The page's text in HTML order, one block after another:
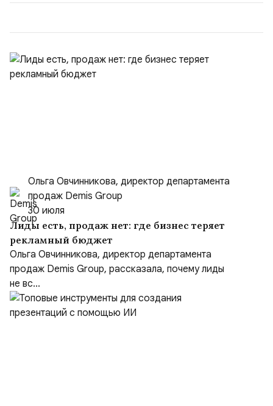
командующий Черноморским флотом ВМФ России
Ольга Овчинникова, директор департамента
продаж Demis Group
30 июля
Лиды есть, продаж нет: где бизнес теряет
рекламный бюджет
Ольга Овчинникова, директор департамента
продаж Demis Group, рассказала, почему лиды
не вс...